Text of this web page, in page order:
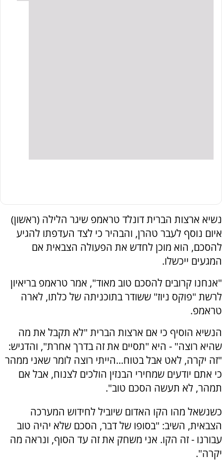
נשיא ארצות הברית דונלד טראמפ שיגר הלילה (ראשון)
איום נוסף לעבר טהרן, והבהיר כי לצד העדפתו להגיע
להסכם, הוא מוכן לחדש את הפעולה הצבאית אם
המגעים ייכשלו.
"אנחנו קרובים להסכם טוב מאוד", אמר טראמפ בריאיון
לרשת "פוקס ניוז" ששודר בתוכניתה של כלתו, לארה
טראמפ.
הנשיא הוסיף כי אם ארצות הברית "לא תקבל את מה
שהיא רוצה" - היא "תסיים את זה בדרך אחרת", והדגיש:
"זה יקרה, לאט אבל בטוח...הייתי רוצה לומר שאני ממהר
כי אתם יודעים שמחירי הבנזין הולכים לצנוח, אבל אם
תמהר, לא תעשה הסכם טוב".
כשנשאל מהו הקו האדום שיוביל לחידוש המערכה
הצבאית, השיב: "בסופו של דבר, הסכם שלא יהיה טוב
עבורנו - זה הקו. אני משחק את זה עד הסוף, ונראה מה
יקרה".